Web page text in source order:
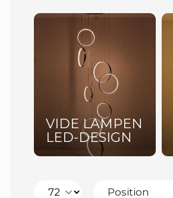
VIDE LAMPEN
LED-DESIGN